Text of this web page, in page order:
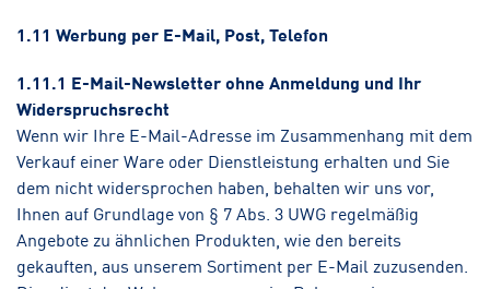
1.11 Werbung per E-Mail, Post, Telefon
1.11.1 E-Mail-Newsletter ohne Anmeldung und Ihr
Widerspruchsrecht
Wenn wir Ihre E-Mail-Adresse im Zusammenhang mit dem
Verkauf einer Ware oder Dienstleistung erhalten und Sie
dem nicht widersprochen haben, behalten wir uns vor,
Ihnen auf Grundlage von § 7 Abs. 3 UWG regelmäßig
Angebote zu ähnlichen Produkten, wie den bereits
gekauften, aus unserem Sortiment per E-Mail zuzusenden.